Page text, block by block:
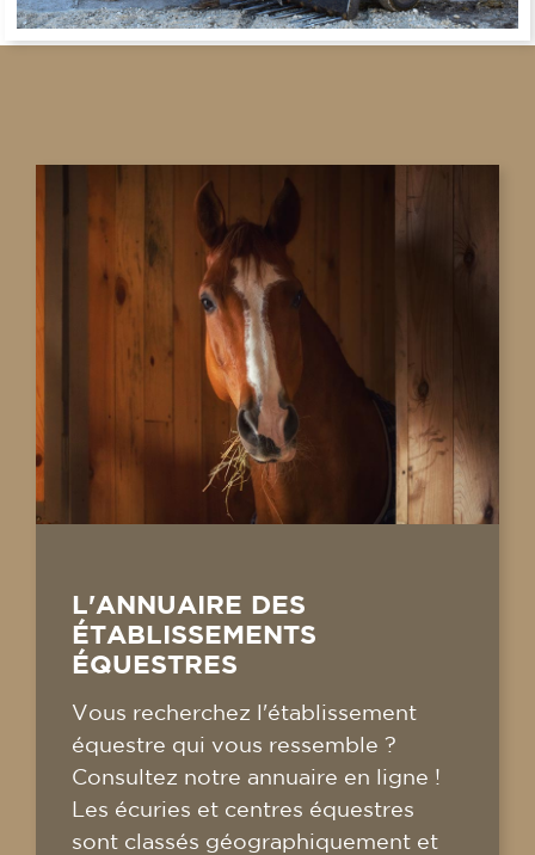
L'ANNUAIRE DES
ÉTABLISSEMENTS
ÉQUESTRES
Vous recherchez l'établissement
équestre qui vous ressemble ?
Consultez notre annuaire en ligne !
Les écuries et centres équestres
sont classés géographiquement et